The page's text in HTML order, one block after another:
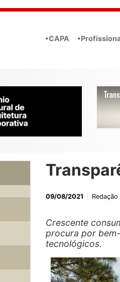
•CAPA
09/08/2021 Redação
Crescente
procura por
tecnológicos.